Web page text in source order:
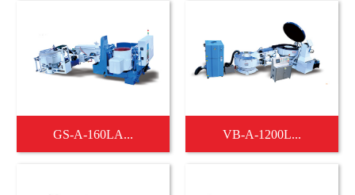
GS-A-160LA... VB-A-1200L...